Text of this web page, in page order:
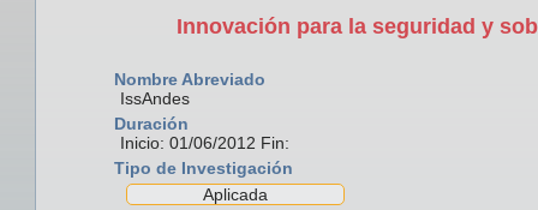
Innovación para la seguridad y
Nombre Abreviado
IssAndes
Duración
Inicio: 01/06/2012 Fin:
Tipo de Investigación
Aplicada